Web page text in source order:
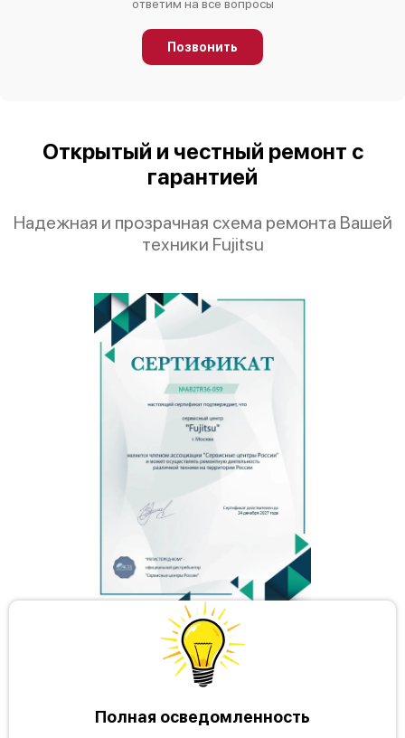
ответим на все вопросы
Позвонить
Открытый и честный ремонт с
гарантией
Надежная и прозрачная схема ремонта Вашей
техники Fujitsu
Полная осведомленность